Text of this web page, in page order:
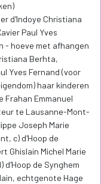
d'Indoye Christiana
Paul Yves
- hoeve met afhangen
Berhta,
Yves Fernand (voor
haar kinderen
Frahan Emmanuel
te Lausanne-Mont-
Joseph Marie
c) d'Hoop de
Ghislain Michel Marie
de Synghem
echtgenote Hage